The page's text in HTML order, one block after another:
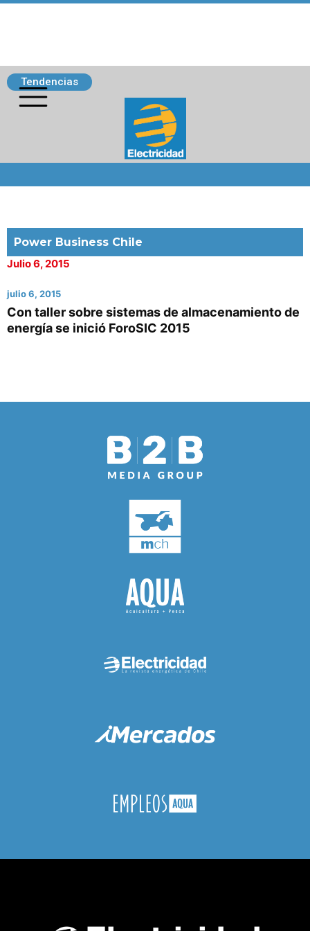
Tendencias
Power Business Chile
Julio 6, 2015
julio 6, 2015
Con taller sobre sistemas de almacenamiento de
energía se inició ForoSIC 2015